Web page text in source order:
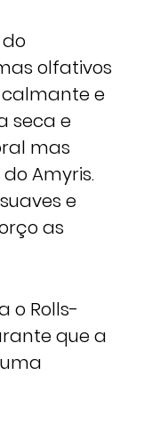
olfativos
e
seca e
mas
Amyris.
e
as
o Rolls-
que a